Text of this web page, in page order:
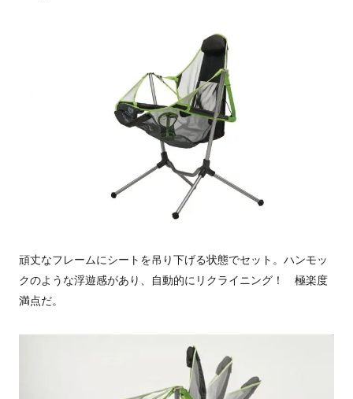
頑丈なフレームにシートを吊り下げる状態でセット。ハンモッ
クのような浮遊感があり、自動的にリクライニング！ 極楽度
満点だ。